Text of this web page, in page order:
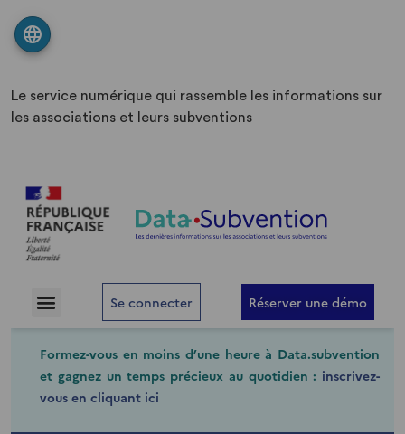
Le service numérique qui rassemble les informations sur
les associations et leurs subventions